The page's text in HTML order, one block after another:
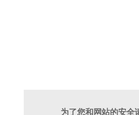
为了您和网站的安全